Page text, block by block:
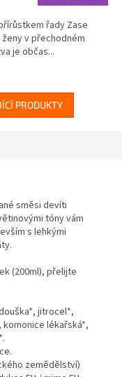
řady Zase
v přechodném
je občas...
PRODUKTY
směsi devíti
tóny vám
s lehkými
(200ml), přelijte
jitrocel*,
lékařská*,
zemědělství)